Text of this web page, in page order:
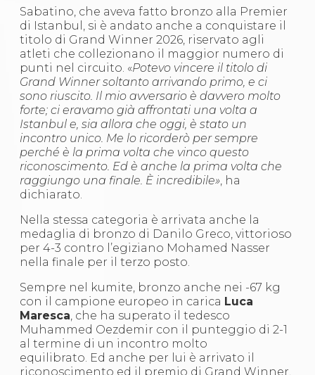
Catalogo formativo
Webinar
Corsi Monotematici
Corsi di Specializzazione
Corsi FIJLKAM-FISDIR
Corsi Preparatore Fisico
Edutraining class - Didattica infantile
Corso dirigenti sportivi
Corso Direttore di Gara
Abilitazioni
Sportello Fiscale
News
Modulistica
Sostenibilità
Documenti
Sabatino, che aveva fatto bronzo alla Premier
di Istanbul, si è andato anche a conquistare il
titolo di Grand Winner 2026, riservato agli
atleti che collezionano il maggior numero di
punti nel circuito. «Potevo vincere il titolo di
Grand Winner soltanto arrivando primo, e ci
sono riuscito. Il mio avversario è davvero molto
forte; ci eravamo già affrontati una volta a
Istanbul e, sia allora che oggi, è stato un
incontro unico. Me lo ricorderò per sempre
perché è la prima volta che vinco questo
riconoscimento. Ed è anche la prima volta che
raggiungo una finale. È incredibile», ha
dichiarato.
Nella stessa categoria è arrivata anche la
medaglia di bronzo di Danilo Greco, vittorioso
per 4-3 contro l’egiziano Mohamed Nasser
nella finale per il terzo posto.
Sempre nel kumite, bronzo anche nei -67 kg
con il campione europeo in carica Luca
Maresca, che ha superato il tedesco
Muhammed Oezdemir con il punteggio di 2-1
al termine di un incontro molto
equilibrato. Ed anche per lui è arrivato il
riconoscimento ed il premio di Grand Winner,